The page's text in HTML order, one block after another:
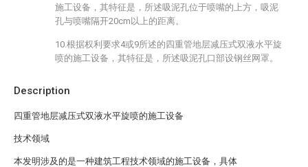
Description
四重管地层减压式双液水平旋喷的施工设备
技术领域
本发明涉及的是一种建筑工程技术领域的施工设备，具体
施工设备，其特征是，所述吸泥孔位于喷嘴的上方，吸泥
孔与喷嘴隔开20cm以上的距离。
10.根据权利要求4或9所述的四重管地层减压式双液水平旋
喷的施工设备，其特征是，所述吸泥孔口部设钢丝网罩。